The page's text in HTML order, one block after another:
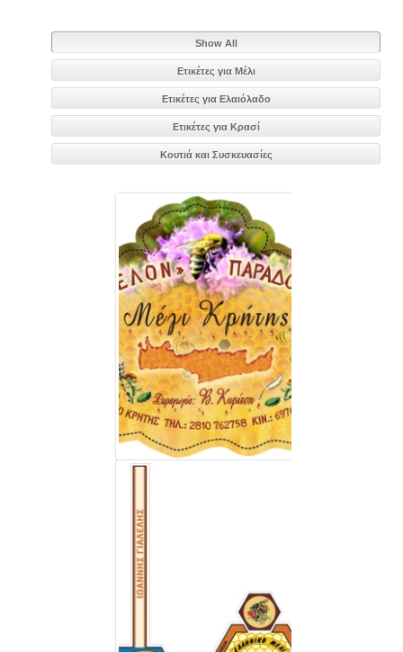
Show All
Ετικέτες για Μέλι
Ετικέτες για Ελαιόλαδο
Ετικέτες για Κρασί
Κουτιά και Συσκευασίες